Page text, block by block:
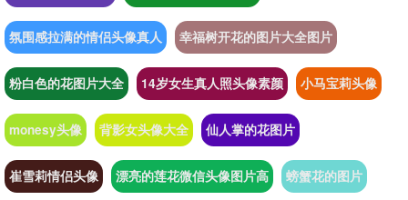
氛围感拉满的情侣头像真人 幸福树开花的图片大全图片
粉白色的花图片大全 14岁女生真人照头像素颜 小马宝莉头像
monesy头像 背影女头像大全 仙人掌的花图片
崔雪莉情侣头像 漂亮的莲花微信头像图片高 螃蟹花的图片